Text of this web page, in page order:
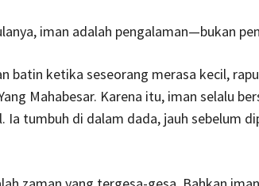
iman adalah pengalaman—bukan
batin ketika seseorang merasa kecil,
Mahabesar. Karena itu, iman selalu
Ia tumbuh di dalam dada, jauh sebelum